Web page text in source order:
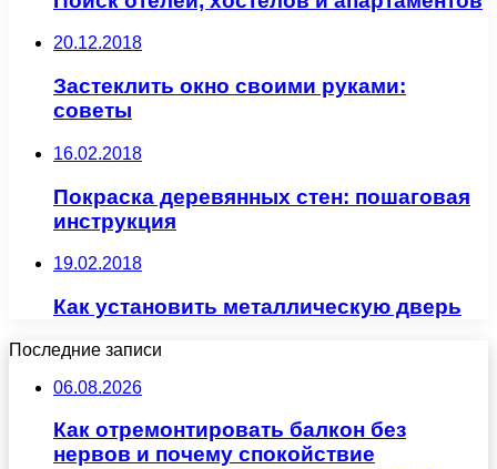
20.12.2018
Застеклить окно своими руками:
советы
16.02.2018
Покраска деревянных стен: пошаговая
инструкция
19.02.2018
Как установить металлическую дверь
Последние записи
06.08.2026
Как отремонтировать балкон без
нервов и почему спокойствие